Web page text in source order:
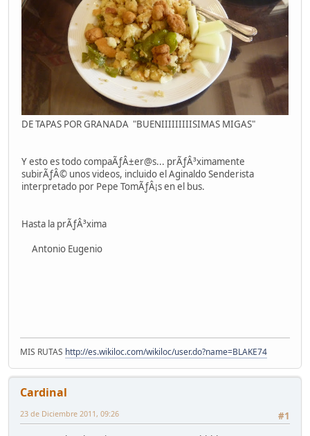
DE TAPAS POR GRANADA "BUENIIIIIIIIISIMAS MIGAS"
Y esto es todo compaÃƒÂ±er@s... prÃƒÂ³ximamente
subirÃƒÂ© unos videos, incluido el Aginaldo Senderista
interpretado por Pepe TomÃƒÂ¡s en el bus.
Hasta la prÃƒÂ³xima
Antonio Eugenio
MIS RUTAS http://es.wikiloc.com/wikiloc/user.do?name=BLAKE74
Cardinal
#1
23 de Diciembre 2011, 09:26